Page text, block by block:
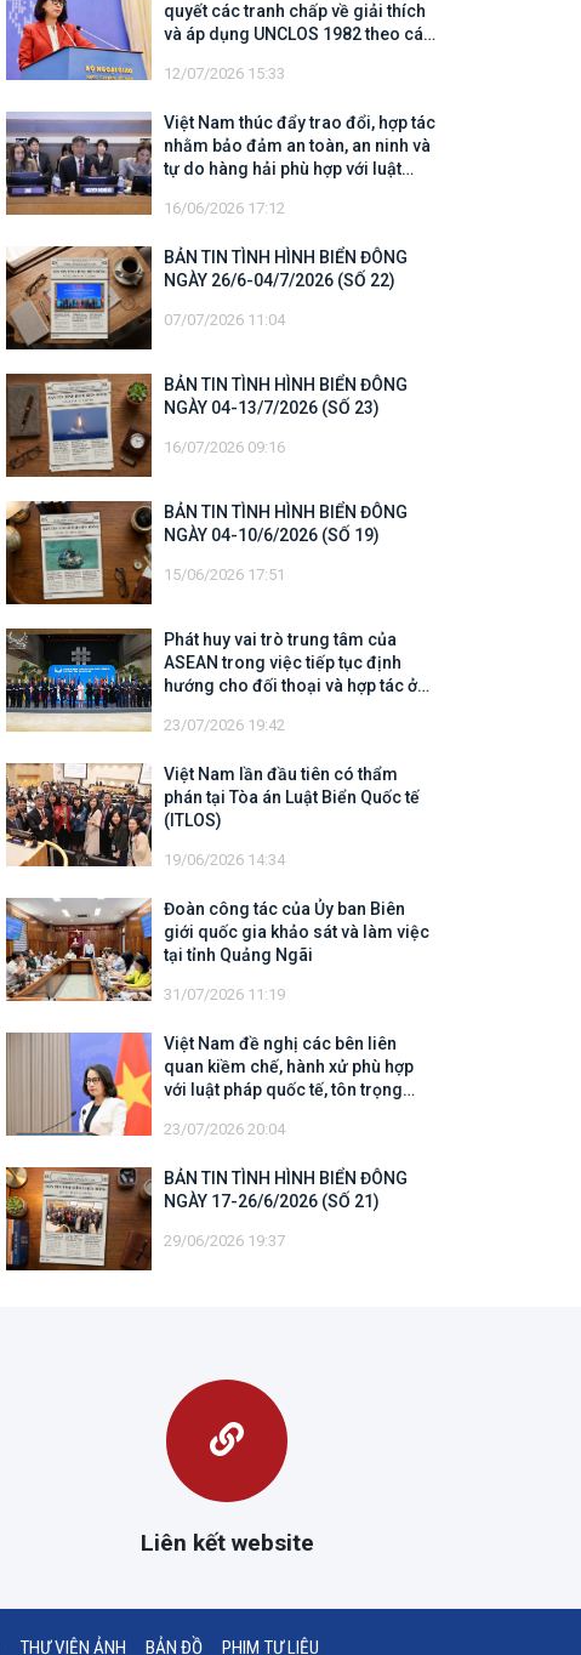
quyết các tranh chấp về giải thích
và áp dụng UNCLOS 1982 theo các
12/07/2026 15:33
Việt Nam thúc đẩy trao đổi, hợp tác
nhằm bảo đảm an toàn, an ninh và
tự do hàng hải phù hợp với luật
16/06/2026 17:12
BẢN TIN TÌNH HÌNH BIỂN ĐÔNG
NGÀY 26/6-04/7/2026 (SỐ 22)
07/07/2026 11:04
BẢN TIN TÌNH HÌNH BIỂN ĐÔNG
NGÀY 04-13/7/2026 (SỐ 23)
16/07/2026 09:16
BẢN TIN TÌNH HÌNH BIỂN ĐÔNG
NGÀY 04-10/6/2026 (SỐ 19)
15/06/2026 17:51
Phát huy vai trò trung tâm của
ASEAN trong việc tiếp tục định
hướng cho đối thoại và hợp tác ở
23/07/2026 19:42
Việt Nam lần đầu tiên có thẩm
phán tại Tòa án Luật Biển Quốc tế
(ITLOS)
19/06/2026 14:34
Đoàn công tác của Ủy ban Biên
giới quốc gia khảo sát và làm việc
tại tỉnh Quảng Ngãi
31/07/2026 11:19
Việt Nam đề nghị các bên liên
quan kiềm chế, hành xử phù hợp
với luật pháp quốc tế, tôn trọng
đối với vùng đặc quyền kinh tế và
23/07/2026 20:04
BẢN TIN TÌNH HÌNH BIỂN ĐÔNG
NGÀY 17-26/6/2026 (SỐ 21)
29/06/2026 19:37
Liên kết website
THƯ VIỆN ẢNH BẢN ĐỒ PHIM TƯ LIỆU